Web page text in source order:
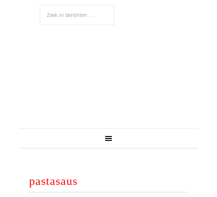
pastasaus